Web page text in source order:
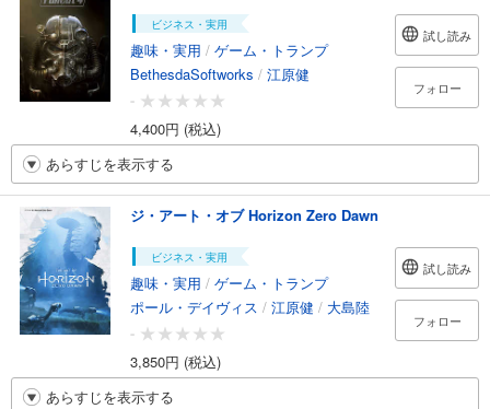
ビジネス・実用
趣味・実用 / ゲーム・トランプ
BethesdaSoftworks / 江原健
-
4,400円 (税込)
試し読み
フォロー
あらすじを表示する
ジ・アート・オブ Horizon Zero Dawn
ビジネス・実用
趣味・実用 / ゲーム・トランプ
ポール・デイヴィス / 江原健 / 大島陸
-
3,850円 (税込)
試し読み
フォロー
あらすじを表示する